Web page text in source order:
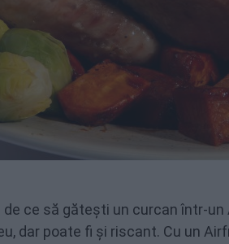
ce să gătești un curcan într-un
dar poate fi și riscant. Cu un